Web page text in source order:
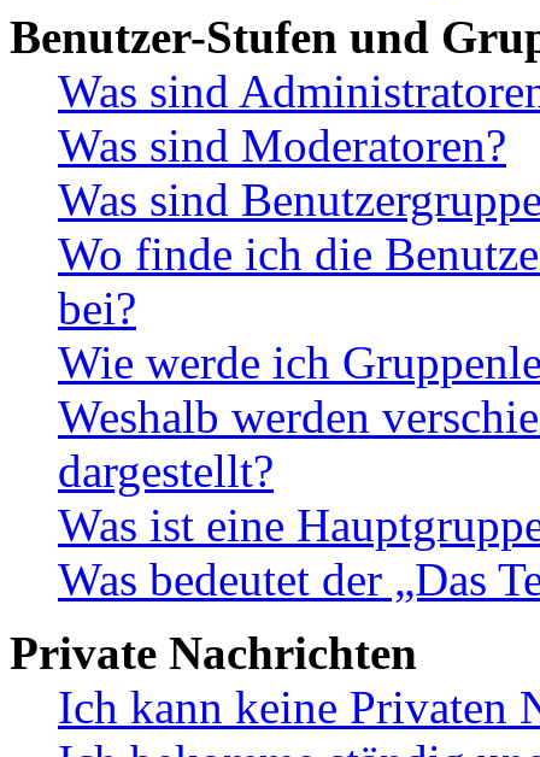
Benutzer-Stufen und
Was sind
Was sind Moderatoren?
Was sind
Wo finde ich die
bei?
Wie werde ich
Weshalb werden
dargestellt?
Was ist eine
Was bedeutet der „Das
Private Nachrichten
Ich kann keine Privaten